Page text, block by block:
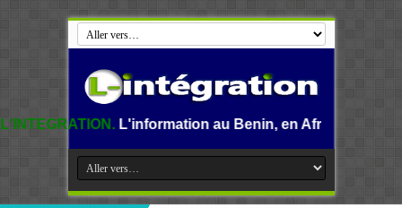
L'information au Benin, en Afrique et dans le monde.